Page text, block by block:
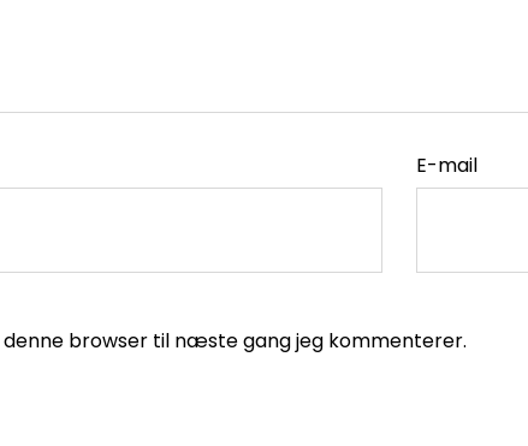
E-mail
browser til næste gang jeg kommenterer.